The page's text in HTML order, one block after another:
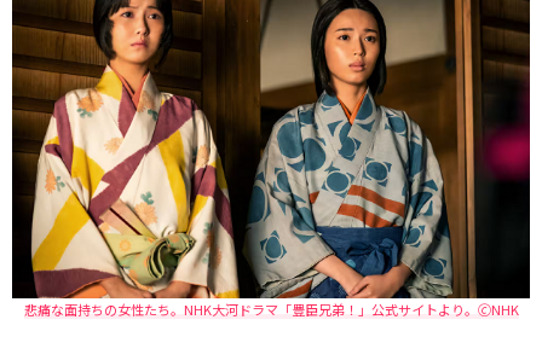
悲痛な面持ちの女性たち。NHK大河ドラマ「豊臣兄弟！」公式サイトより。🄫NHK